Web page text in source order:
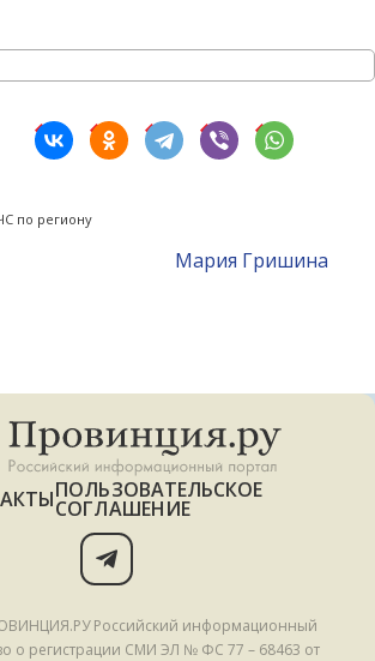
по региону
Мария Гришина
ПОЛЬЗОВАТЕЛЬСКОЕ
СОГЛАШЕНИЕ
Российский информационный
о регистрации СМИ ЭЛ № ФС 77 – 68463 от